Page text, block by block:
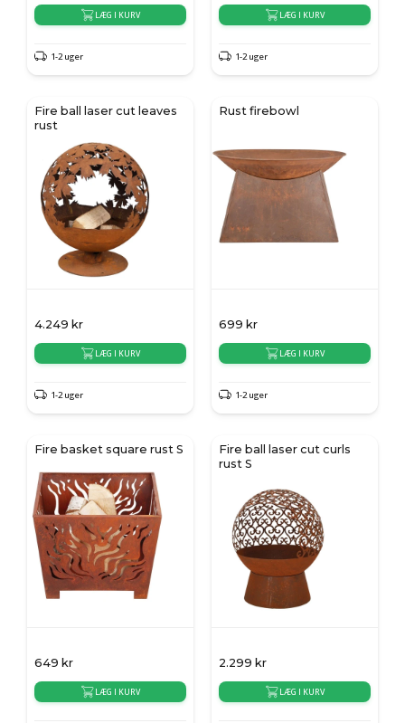
LÆG I KURV
1-2 uger
LÆG I KURV
1-2 uger
Fire ball laser cut leaves
rust
4.249 kr
LÆG I KURV
1-2 uger
Rust firebowl
699 kr
LÆG I KURV
1-2 uger
Fire basket square rust S
649 kr
LÆG I KURV
Fire ball laser cut curls
rust S
2.299 kr
LÆG I KURV